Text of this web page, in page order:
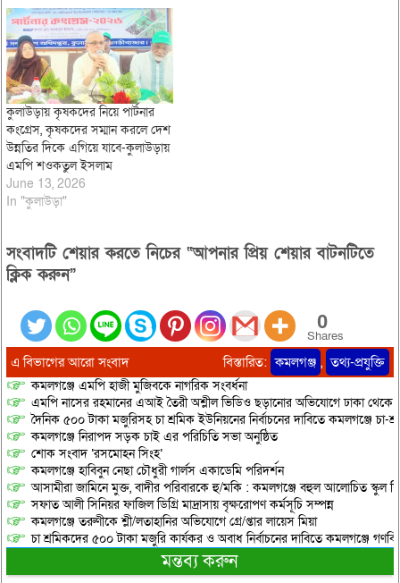
কুলাউড়ায় কৃষকদের নিয়ে পার্টনার
কংগ্রেস, কৃষকদের সম্মান করলে দেশ
উন্নতির দিকে এগিয়ে যাবে-কুলাউড়ায়
এমপি শওকতুল ইসলাম
June 13, 2026
In "কুলাউড়া"
সংবাদটি শেয়ার করতে নিচের “আপনার প্রিয় শেয়ার বাটনটিতে
ক্লিক করুন”
0
Shares
এ বিভাগের আরো সংবাদ বিস্তারিত: কমলগঞ্জ , তথ্য-প্রযুক্তি
কমলগঞ্জে এমপি হাজী মুজিবকে নাগরিক সংবর্ধনা
এমপি নাসের রহমানের এআই তৈরী অশ্লীল ভিডিও ছড়ানোর অভিযোগে ঢাকা থেকে
দৈনিক ৫০০ টাকা মজুরিসহ চা শ্রমিক ইউনিয়নের নির্বাচনের দাবিতে কমলগঞ্জে চা-
কমলগঞ্জে নিরাপদ সড়ক চাই এর পরিচিতি সভা অনুষ্ঠিত
শোক সংবাদ ‘রসমোহন সিংহ’
কমলগঞ্জে হাবিবুন নেছা চৌধুরী গার্লস একাডেমি পরিদর্শন
আসামীরা জামিনে মুক্ত, বাদীর পরিবারকে হু/মকি : কমলগঞ্জে বহুল আলোচিত স্কুল
সফাত আলী সিনিয়র ফাজিল ডিগ্রি মাদ্রাসায় বৃক্ষরোপণ কর্মসূচি সম্পন্ন
কমলগঞ্জে তরুণীকে শ্লী/লতাহানির অভিযোগে গ্রে/প্তার লায়েস মিয়া
চা শ্রমিকদের ৫০০ টাকা মজুরি কার্যকর ও অবাধ নির্বাচনের দাবিতে কমলগঞ্জে
মন্তব্য করুন